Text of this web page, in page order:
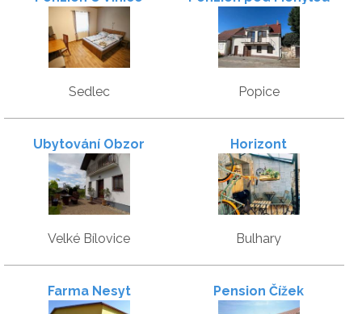
Sedlec Popice
Ubytování Obzor
Velké Bílovice
Horizont
Bulhary
Farma Nesyt Pension Čížek